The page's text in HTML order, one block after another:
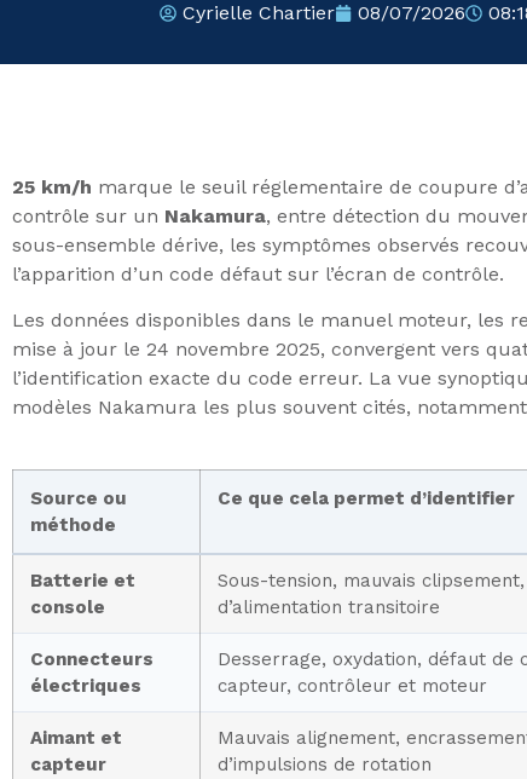
Cyrielle Chartier 08/07/2026
25 km/h marque le seuil réglementaire de coupure
contrôle sur un Nakamura, entre détection du
sous-ensemble dérive, les symptômes observés
l’apparition d’un code défaut sur l’écran de contrôle.
Les données disponibles dans le manuel moteur, les
mise à jour le 24 novembre 2025, convergent vers
l’identification exacte du code erreur. La vue
modèles Nakamura les plus souvent cités,
Source ou
méthode
Ce que cela permet d’identifier
Batterie et
console
Sous-tension, mauvais
d’alimentation transitoire
Connecteurs
électriques
Desserrage, oxydation, défaut de
capteur, contrôleur et moteur
Aimant et
capteur
Mauvais alignement,
d’impulsions de rotation